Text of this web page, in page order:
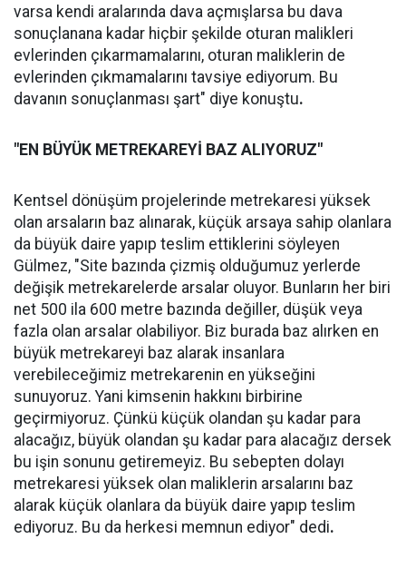
varsa kendi aralarında dava açmışlarsa bu dava
sonuçlanana kadar hiçbir şekilde oturan malikleri
evlerinden çıkarmamalarını, oturan maliklerin de
evlerinden çıkmamalarını tavsiye ediyorum. Bu
davanın sonuçlanması şart" diye konuştu.
"EN BÜYÜK METREKAREYİ BAZ ALIYORUZ"
Kentsel dönüşüm projelerinde metrekaresi yüksek
olan arsaların baz alınarak, küçük arsaya sahip olanlara
da büyük daire yapıp teslim ettiklerini söyleyen
Gülmez, "Site bazında çizmiş olduğumuz yerlerde
değişik metrekarelerde arsalar oluyor. Bunların her biri
net 500 ila 600 metre bazında değiller, düşük veya
fazla olan arsalar olabiliyor. Biz burada baz alırken en
büyük metrekareyi baz alarak insanlara
verebileceğimiz metrekarenin en yükseğini
sunuyoruz. Yani kimsenin hakkını birbirine
geçirmiyoruz. Çünkü küçük olandan şu kadar para
alacağız, büyük olandan şu kadar para alacağız dersek
bu işin sonunu getiremeyiz. Bu sebepten dolayı
metrekaresi yüksek olan maliklerin arsalarını baz
alarak küçük olanlara da büyük daire yapıp teslim
ediyoruz. Bu da herkesi memnun ediyor" dedi.